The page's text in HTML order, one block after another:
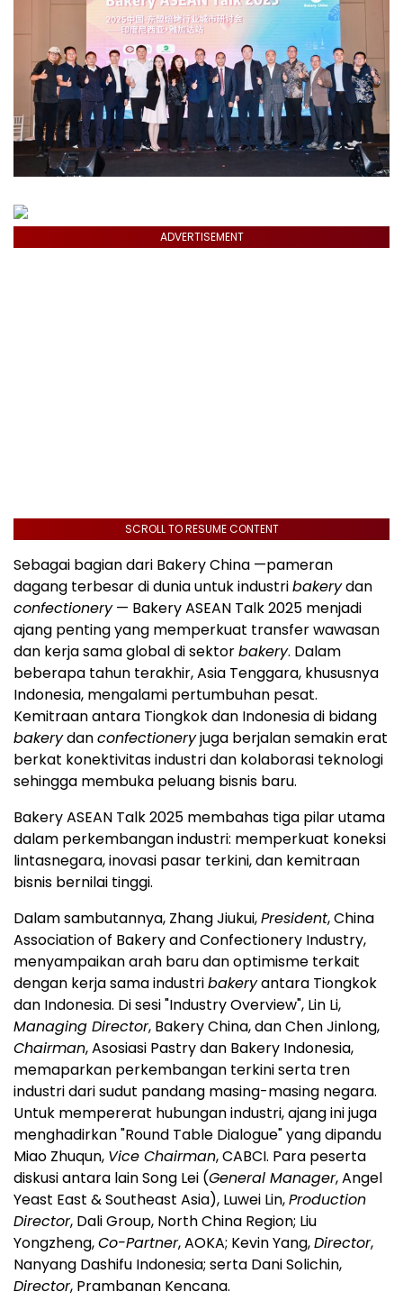
ADVERTISEMENT
SCROLL TO RESUME CONTENT
Sebagai bagian dari Bakery China —pameran
dagang terbesar di dunia untuk industribakerydan
confectionery— Bakery ASEAN Talk 2025 menjadi
ajang penting yang memperkuat transfer wawasan
dan kerja sama global di sektorbakery. Dalam
beberapa tahun terakhir,Asia Tenggara, khususnya
Indonesia, mengalami pertumbuhan pesat.
Kemitraan antara Tiongkok dan Indonesiadi bidang
bakerydanconfectioneryjuga berjalan semakin erat
berkat konektivitas industri dan kolaborasi teknologi
sehingga membuka peluang bisnis baru.
Bakery ASEAN Talk 2025 membahas tiga pilar utama
dalam perkembangan industri: memperkuat koneksi
lintasnegara, inovasi pasar terkini, dan kemitraan
bisnis bernilai tinggi.
Dalam sambutannya, Zhang Jiukui,President, China
Association of Bakery and Confectionery Industry,
menyampaikan arah baru dan optimisme terkait
dengan kerja sama industribakeryantara Tiongkok
dan Indonesia. Di sesi "Industry Overview", Lin Li,
Managing Director, Bakery China, dan Chen Jinlong,
Chairman, Asosiasi Pastry dan Bakery Indonesia,
memaparkan perkembangan terkini serta tren
industri dari sudut pandang masing-masing negara.
Untuk mempererat hubungan industri, ajang ini juga
menghadirkan "Round Table Dialogue" yang dipandu
Miao Zhuqun, Vice Chairman, CABCI. Para peserta
diskusi antara lainSong Lei (General Manager,Angel
Yeast East &Southeast Asia), Luwei Lin,Production
Director, Dali Group, North China Region; Liu
Yongzheng,Co-Partner, AOKA; Kevin Yang,Director,
Nanyang Dashifu Indonesia; serta Dani Solichin,
Director, Prambanan Kencana.